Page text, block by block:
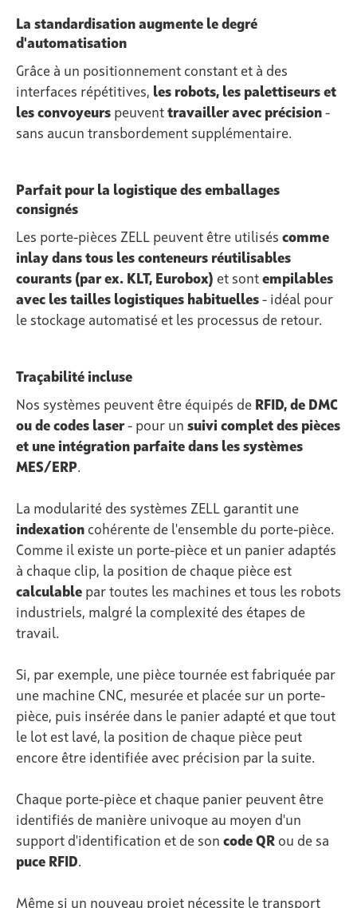
La standardisation augmente le degré
d'automatisation
Grâce à un positionnement constant et à des
interfaces répétitives, les robots, les palettiseurs et
les convoyeurs peuvent travailler avec précision -
sans aucun transbordement supplémentaire.
Parfait pour la logistique des emballages
consignés
Les porte-pièces ZELL peuvent être utilisés comme
inlay dans tous les conteneurs réutilisables
courants (par ex. KLT, Eurobox) et sont empilables
avec les tailles logistiques habituelles - idéal pour
le stockage automatisé et les processus de retour.
Traçabilité incluse
Nos systèmes peuvent être équipés de RFID, de DMC
ou de codes laser- pour un suivi complet des pièces
et une intégration parfaite dans les systèmes
MES/ERP.
La modularité des systèmes ZELL garantit une
indexation cohérente de l'ensemble du porte-pièce.
Comme il existe un porte-pièce et un panier adaptés
à chaque clip, la position de chaque pièce est
calculable par toutes les machines et tous les robots
industriels, malgré la complexité des étapes de
travail.
Si, par exemple, une pièce tournée est fabriquée par
une machine CNC, mesurée et placée sur un porte-
pièce, puis insérée dans le panier adapté et que tout
le lot est lavé, la position de chaque pièce peut
encore être identifiée avec précision par la suite.
Chaque porte-pièce et chaque panier peuvent être
identifiés de manière univoque au moyen d'un
support d'identification et de son code QR ou de sa
puce RFID.
Même si un nouveau projet nécessite le transport